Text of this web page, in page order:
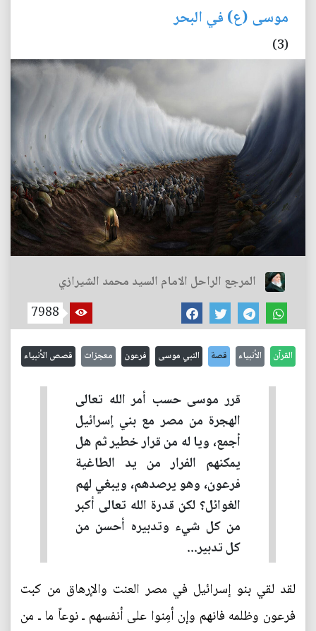
موسى (ع) في البحر
(3)
المرجع الراحل الامام السيد محمد الشيرازي
7988
القرآن الأنبياء قصة النبي موسى فرعون معجزات قصص الأنبياء
قرر موسى حسب أمر الله تعالى
الهجرة من مصر مع بني إسرائيل
أجمع، ويا له من قرار خطير ثم هل
يمكنهم الفرار من يد الطاغية
فرعون، وهو يرصدهم، ويبغي لهم
الغوائل؟ لكن قدرة الله تعالى أكبر
من كل شيء وتدبيره أحسن من
كل تدبير...
لقد لقي بنو إسرائيل في مصر العنت والإرهاق من كبت
فرعون وظلمه فانهم وإن أمِنوا على أنفسهم ـ نوعاً ما ـ من